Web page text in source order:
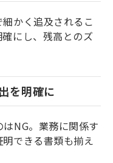
かく追及されるこ
にし、残高とのズ
を明確に
NG。業務に関係す
できる書類も揃え